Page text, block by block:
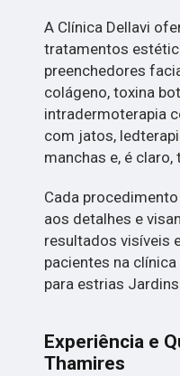
A Clínica Dellavi
tratamentos
preenchedores
colágeno, toxina
intradermoterapia
com jatos,
manchas e, é
Cada
aos detalhes e
resultados visíveis
pacientes na
para estrias
Experiência e
Thamires